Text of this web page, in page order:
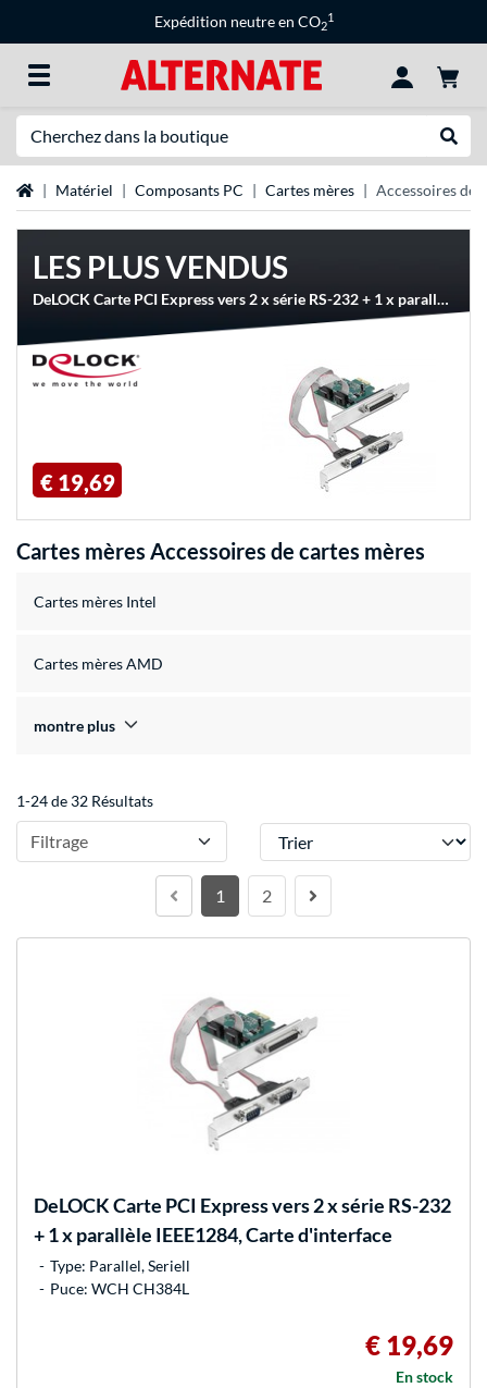
Expédition neutre en CO2
1
Page d'accueil
Matériel Composants PC Cartes mères Accessoires de
LES PLUS VENDUS
DeLOCK Carte PCI Express vers 2 x série RS-232 + 1 x parallèle IEEE1284, Carte d'interface
€ 19,69
Cartes mères Accessoires de cartes mères
Cartes mères Intel
Cartes mères AMD
montre plus
1-24 de 32 Résultats
Filtrage Trier
1 2
DeLOCKCarte PCI Express vers 2 x série RS-232
+ 1 x parallèle IEEE1284, Carte d'interface
Type: Parallel, Seriell
Puce: WCH CH384L
€ 19,69
En stock